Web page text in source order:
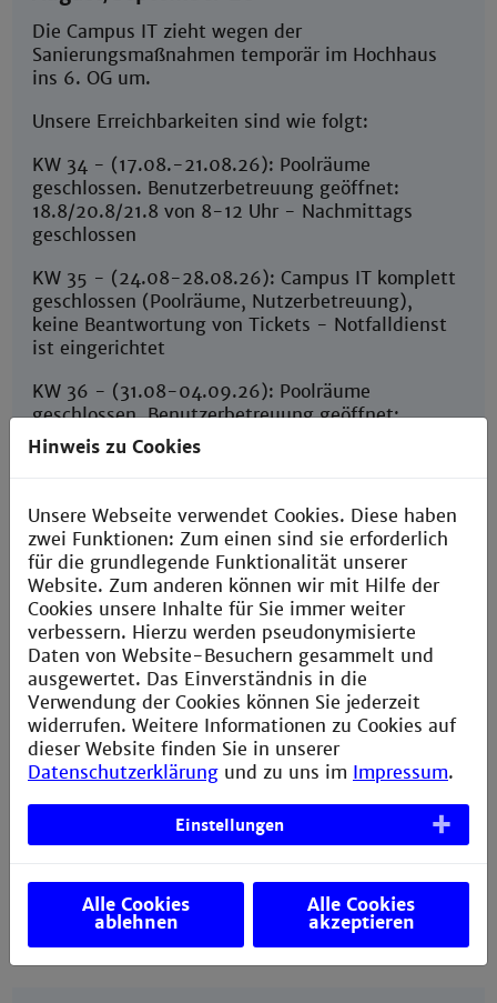
Die Campus IT zieht wegen der
Sanierungsmaßnahmen temporär im Hochhaus
ins 6. OG um.
Unsere Erreichbarkeiten sind wie folgt:
KW 34 - (17.08.-21.08.26): Poolräume
geschlossen. Benutzerbetreuung geöffnet:
18.8/20.8/21.8 von 8-12 Uhr - Nachmittags
geschlossen
KW 35 - (24.08-28.08.26): Campus IT komplett
geschlossen (Poolräume, Nutzerbetreuung),
keine Beantwortung von Tickets - Notfalldienst
ist eingerichtet
KW 36 - (31.08-04.09.26): Poolräume
geschlossen. Benutzerbetreuung geöffnet:
01.09/03.09/04.09 von 8-12 Uhr - Nachmittags
Sie finden uns danach im 6.OG in ähnlicher
Zimmerbesetzung.
Bitte richten Sie Ihre Anfragen außerhalb der
genannten Zeiten an
support.cit@th-mannheim.de.
Schließung der Poolräume im
Die Poolräume im 4. OG und im 5. OG sind vom
Campus IT zieht um.
Hinweis zu Cookies
Unsere Webseite verwendet Cookies. Diese haben
zwei Funktionen: Zum einen sind sie erforderlich
für die grundlegende Funktionalität unserer
Website. Zum anderen können wir mit Hilfe der
Cookies unsere Inhalte für Sie immer weiter
verbessern. Hierzu werden pseudonymisierte
Daten von Website-Besuchern gesammelt und
ausgewertet. Das Einverständnis in die
Verwendung der Cookies können Sie jederzeit
widerrufen. Weitere Informationen zu Cookies auf
dieser Website finden Sie in unserer
Datenschutzerklärung und zu uns im Impressum.
Einstellungen
Alle Cookies
ablehnen
Alle Cookies
akzeptieren